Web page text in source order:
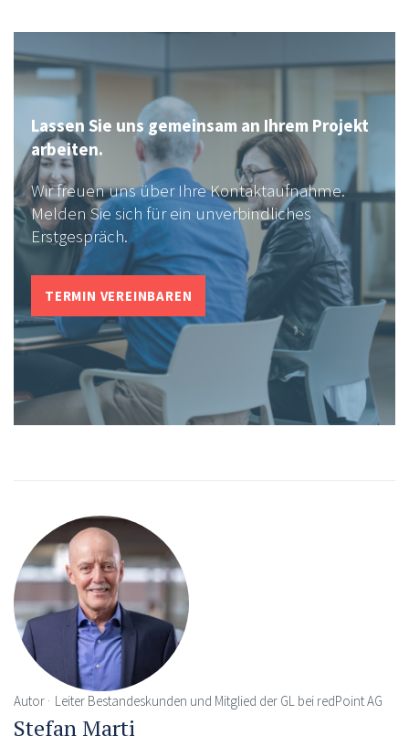
Lassen Sie uns gemeinsam an Ihrem Projekt
arbeiten.
Wir freuen uns über Ihre Kontaktaufnahme.
Melden Sie sich für ein unverbindliches
Erstgespräch.
TERMIN VEREINBAREN
Autor Leiter Bestandeskunden und Mitglied der GL bei redPoint AG
Stefan Marti